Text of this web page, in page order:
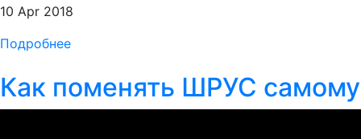
10 Apr 2018
Подробнее
Как поменять ШРУС самому